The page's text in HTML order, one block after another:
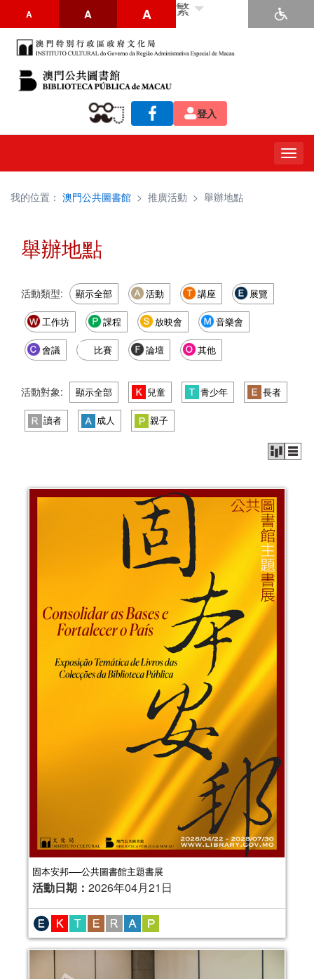
A A A 繁
登入
我的位置： 澳門公共圖書館 > 推廣活動 > 舉辦地點
舉辦地點
活動類型: 顯示全部 活動 講座 展覽
工作坊 課程 放映會 音樂會
會議 比賽 論壇 其他
活動對象: 顯示全部 兒童 青少年 長者
讀者 成人 親子
固本安邦──公共圖書館主題書展
活動日期： 2026年04月21日